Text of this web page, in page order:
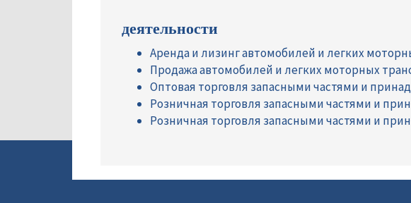
деятельности
Аренда и лизинг автомобилей и легких
Продажа автомобилей и легких моторных
Оптовая торговля запасными частями и
Розничная торговля запасными частями и
Розничная торговля запасными частями и